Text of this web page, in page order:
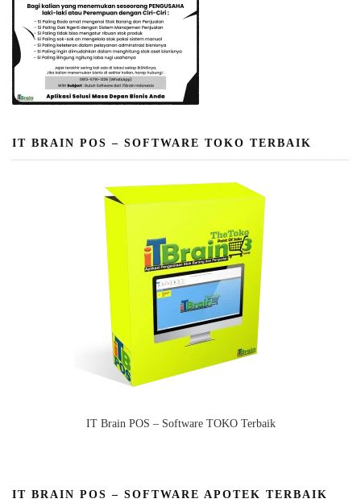
IT BRAIN POS – SOFTWARE TOKO TERBAIK
IT Brain POS – Software TOKO Terbaik
IT BRAIN POS – SOFTWARE APOTEK TERBAIK